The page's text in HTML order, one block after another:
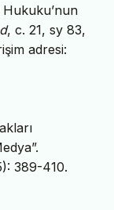
Hukuku’nun
, c. 21, sy 83,
adresi:
389-410.